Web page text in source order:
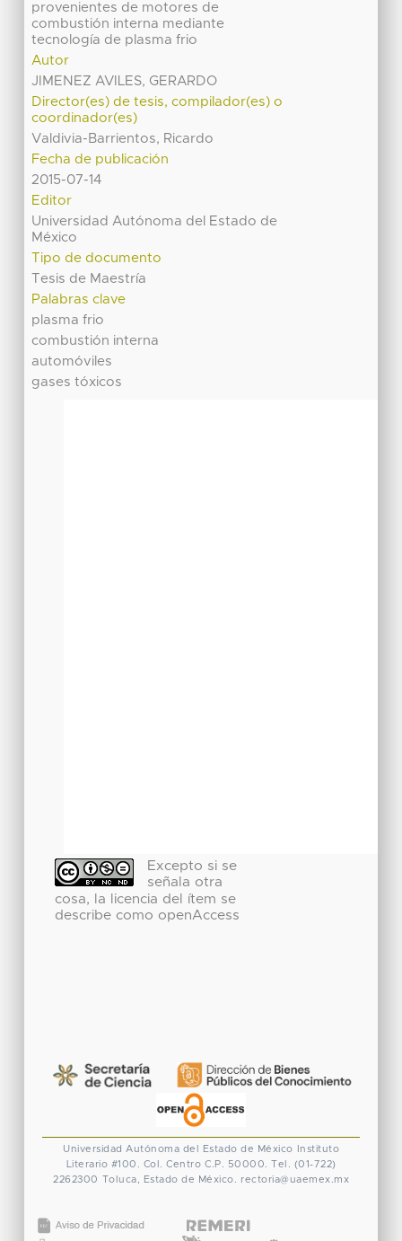
provenientes de motores de
combustión interna mediante
tecnología de plasma frio
Autor
JIMENEZ AVILES, GERARDO
Director(es) de tesis, compilador(es) o
coordinador(es)
Valdivia-Barrientos, Ricardo
Fecha de publicación
2015-07-14
Editor
Universidad Autónoma del Estado de
México
Tipo de documento
Tesis de Maestría
Palabras clave
plasma frio
combustión interna
automóviles
gases tóxicos
Excepto si se
señala otra
cosa, la licencia del ítem se
describe como openAccess
Universidad Autónoma del Estado de México
Instituto
Literario #100. Col. Centro C.P. 50000. Tel. (01-722)
2262300 Toluca, Estado de México. rectoria@uaemex.mx